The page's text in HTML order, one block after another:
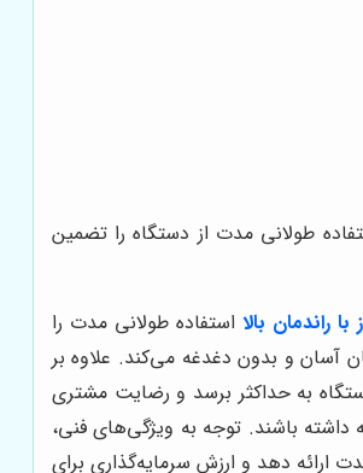
طولانی مدت از دستگاه را تضمین
راندمان بالا استفاده طولانی مدت را
آسان و بدون دغدغه می‌کند. علاوه بر
به حداکثر برسد و رضایت مشتری
باشند. توجه به ویژگی‌های فنی،
ارائه دهد و ارزش سرمایه‌گذاری برای